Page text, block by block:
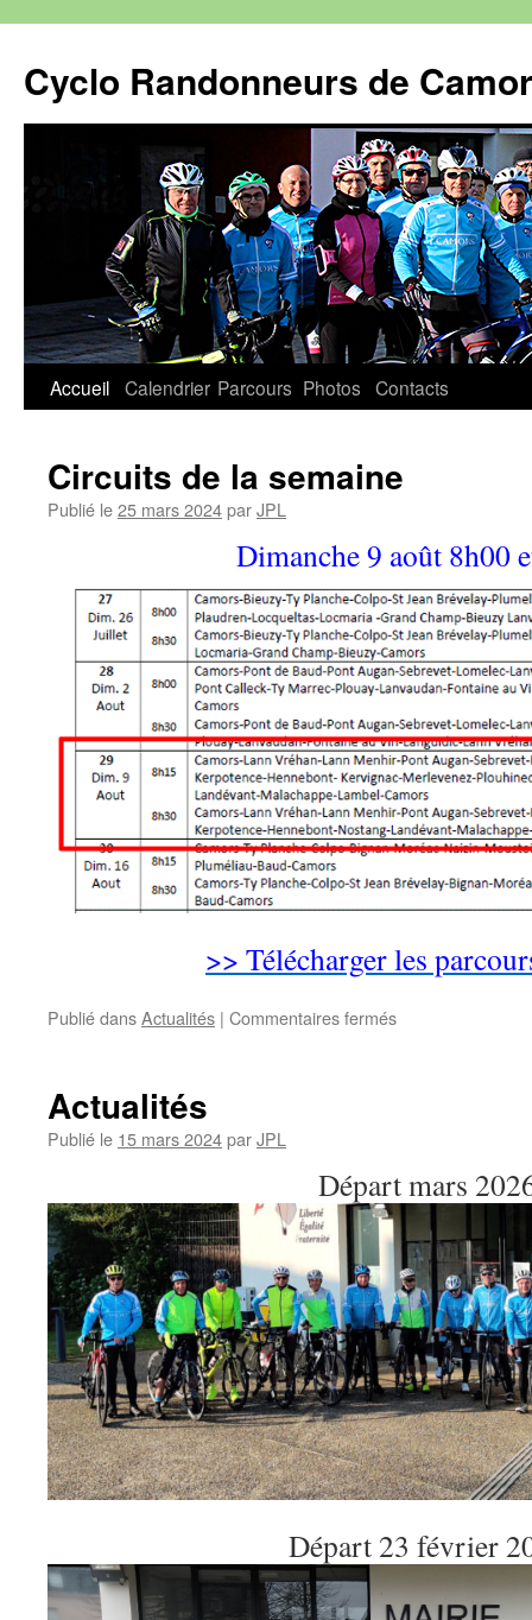
contenu
Cyclo Randonneurs de
Accueil Calendrier Parcours Photos Contacts
Circuits de la semaine
Publié le25 mars 2024parJPL
Dimanche 9 août 8h00
>> Télécharger les
Publié dansActualités | Commentaires ferméssur
Actualités
Publié le 15 mars 2024parJPL
Départ mars
Départ 23 février